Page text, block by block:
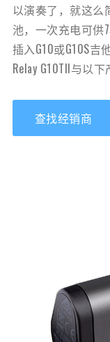
以演奏了，就这么
池，一次充电可供
插入G10或G10S吉
Relay G10TII与以下
查找经销商